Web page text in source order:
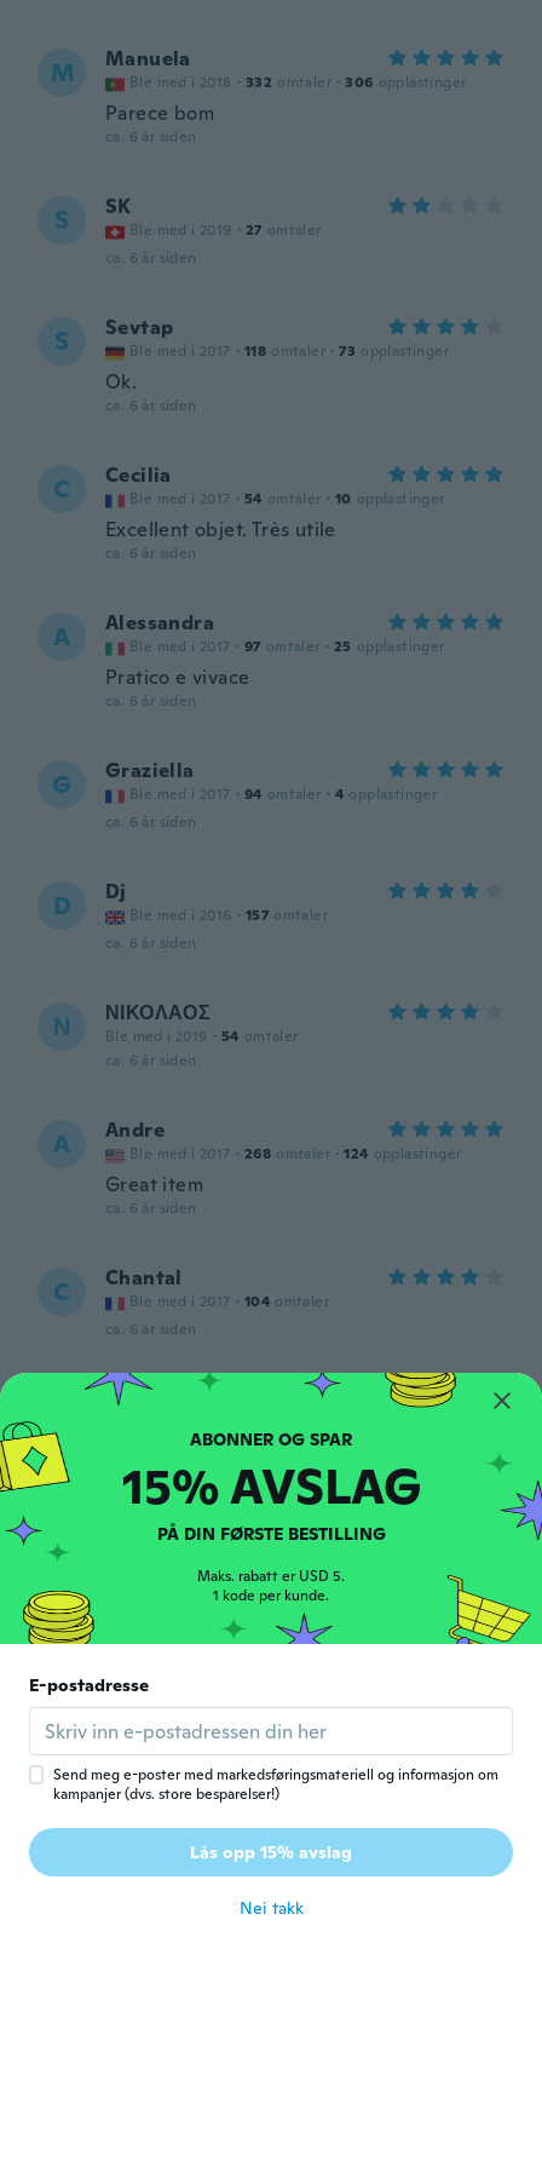
M Manuela
Ble med i 2018 · 332 omtaler · 306 opplastinger
Parece bom
ca. 6 år siden
S SK
Ble med i 2019 · 27 omtaler
ca. 6 år siden
S Sevtap
Ble med i 2017 · 118 omtaler · 73 opplastinger
Ok.
ca. 6 år siden
C Cecilia
Ble med i 2017 · 54 omtaler · 10 opplastinger
Excellent objet. Très utile
ca. 6 år siden
A Alessandra
Ble med i 2017 · 97 omtaler · 25 opplastinger
Pratico e vivace
ca. 6 år siden
G Graziella
Ble med i 2017 · 94 omtaler · 4 opplastinger
ca. 6 år siden
D Dj
Ble med i 2016 · 157 omtaler
ca. 6 år siden
Ν ΝΙΚΟΛΑΟΣ
Ble med i 2019 · 54 omtaler
ca. 6 år siden
A Andre
Ble med i 2017 · 268 omtaler · 124 opplastinger
Great item
ca. 6 år siden
C Chantal
Ble med i 2017 · 104 omtaler
ca. 6 år siden
PAULA
Super, vraiment pratique ça petite taille, et
efficace, merci wish et la boutique 💙😘
ca. 6 år siden
G Giorgos
Ble med i 2016 · 2 omtaler
ca. 6 år siden
M Morshadul
Ble med i 2015 · 43 omtaler · 19 opplastinger
Cheap/ fancy
15% AVSLAG
PÅ DIN FØRSTE BESTILLING
Maks. rabatt er USD 5.
1 kode per kunde.
E-postadresse
Send meg e-poster med markedsføringsmateriell og informasjon om
kampanjer (dvs. store besparelser!)
Lås opp 15% avslag
Nei takk